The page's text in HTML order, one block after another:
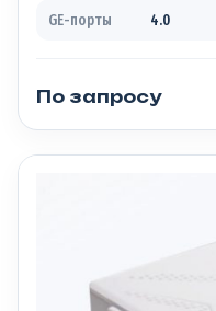
GE-порты 4.0
По запросу